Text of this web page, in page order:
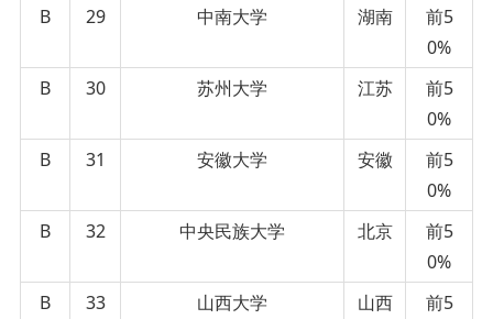
B
29 中南大学 湖南
前5
0%
B
30 苏州大学 江苏
前5
0%
B
31 安徽大学 安徽
前5
0%
B
32 中央民族大学 北京
前5
0%
B
33 山西大学 山西
前5